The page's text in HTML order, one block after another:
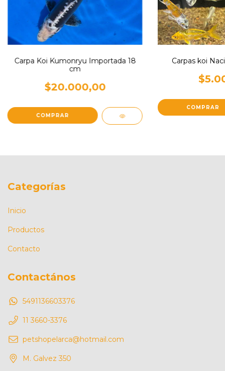
Carpa Koi Kumonryu Importada 18
cm
$20.000,00
Carpas koi
Categorías
Inicio
Productos
Contacto
Contactános
5491136603376
11 3660-3376
petshopelarca@hotmail.com
M. Galvez 350